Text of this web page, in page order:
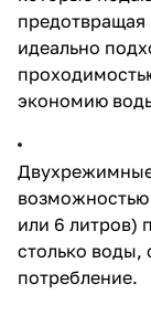
предотвращая
идеально
экономию
или 6 литров)
столько
потребление.